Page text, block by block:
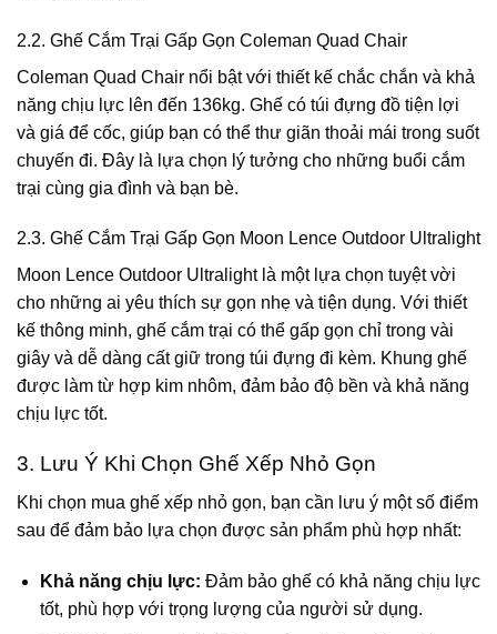
2.2. Ghế Cắm Trại Gấp Gọn Coleman Quad Chair
Coleman Quad Chair nổi bật với thiết kế chắc chắn và khả
năng chịu lực lên đến 136kg. Ghế có túi đựng đồ tiện lợi
và giá để cốc, giúp bạn có thể thư giãn thoải mái trong suốt
chuyến đi. Đây là lựa chọn lý tưởng cho những buổi cắm
trại cùng gia đình và bạn bè.
2.3. Ghế Cắm Trại Gấp Gọn Moon Lence Outdoor Ultralight
Moon Lence Outdoor Ultralight là một lựa chọn tuyệt vời
cho những ai yêu thích sự gọn nhẹ và tiện dụng. Với thiết
kế thông minh, ghế cắm trại có thể gấp gọn chỉ trong vài
giây và dễ dàng cất giữ trong túi đựng đi kèm. Khung ghế
được làm từ hợp kim nhôm, đảm bảo độ bền và khả năng
chịu lực tốt.
3. Lưu Ý Khi Chọn Ghế Xếp Nhỏ Gọn
Khi chọn mua ghế xếp nhỏ gọn, bạn cần lưu ý một số điểm
sau để đảm bảo lựa chọn được sản phẩm phù hợp nhất:
Khả năng chịu lực: Đảm bảo ghế có khả năng chịu lực
tốt, phù hợp với trọng lượng của người sử dụng.